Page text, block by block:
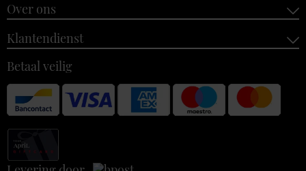
Over ons
Klantendienst
Betaal veilig